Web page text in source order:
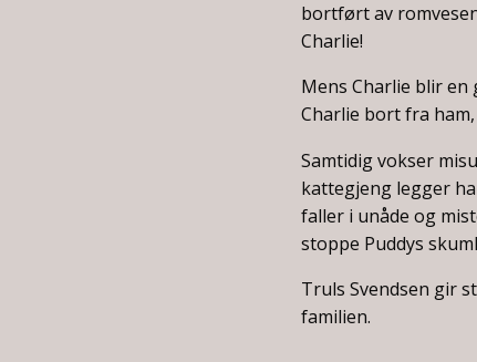
bortført av
Charlie!
Mens Charlie blir en
Charlie bort fra
Samtidig vokser
kattegjeng legger
faller i unåde og
stoppe Puddys
Truls Svendsen gir
familien.